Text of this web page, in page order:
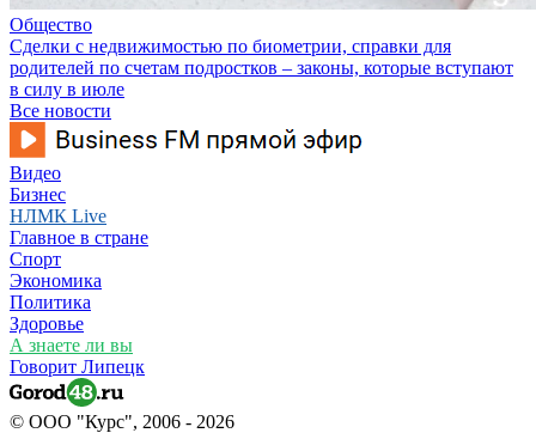
Общество
Сделки с недвижимостью по биометрии, справки для
родителей по счетам подростков – законы, которые вступают
в силу в июле
Все новости
Видео
Бизнес
НЛМК Live
Главное в стране
Спорт
Экономика
Политика
Здоровье
А знаете ли вы
Говорит Липецк
© ООО "Курс", 2006 - 2026